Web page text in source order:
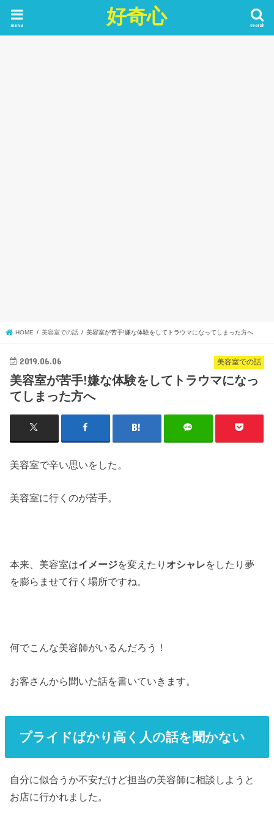
好奇心 search
menu
HOME 美容室での話 美容室が苦手!嫌な体験をしてトラウマになってしまった方へ
美容室での話
2019.06.06
美容室が苦手!嫌な体験をしてトラウマになっ
てしまった方へ
美容室で辛い思いをした。
美容室に行くのが苦手。
本来、美容室はイメージを変えたり オシャレをしたり夢
を膨らませて行く場所ですね。
何でこんな美容師がいるんだろう！
お客さんから聞いた話を書いていきます。
プライドばかり高く人の話を聞かない
自分に似合うか不安だけど担当の美容師に相談しようと
お店に行かれました。